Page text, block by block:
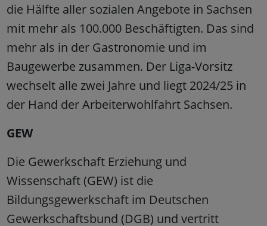
die Hälfte aller sozialen Angebote in Sachsen
mit mehr als 100.000 Beschäftigten. Das sind
mehr als in der Gastronomie und im
Baugewerbe zusammen. Der Liga-Vorsitz
wechselt alle zwei Jahre und liegt 2024/25 in
der Hand der Arbeiterwohlfahrt Sachsen.
GEW
Die Gewerkschaft Erziehung und
Wissenschaft (GEW) ist die
Bildungsgewerkschaft im Deutschen
Gewerkschaftsbund (DGB) und vertritt